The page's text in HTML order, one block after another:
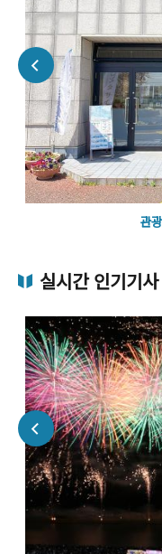
관
실시간 인기기사